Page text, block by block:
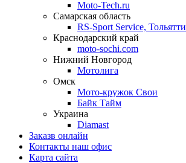
Moto-Tech.ru
Самарская область
RS-Sport Service, Тольятти
Краснодарский край
moto-sochi.com
Нижний Новгород
Мотолига
Омск
Мото-кружок Свои
Байк Тайм
Украина
Diamast
Заказв онлайн
Контакты наш офис
Карта сайта